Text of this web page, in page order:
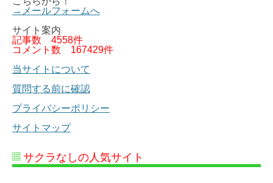
→メールフォームへ
サイト案内
記事数 4558件
コメント数 167429件
当サイトについて
質問する前に確認
プライバシーポリシー
サイトマップ
サクラなしの人気サイト